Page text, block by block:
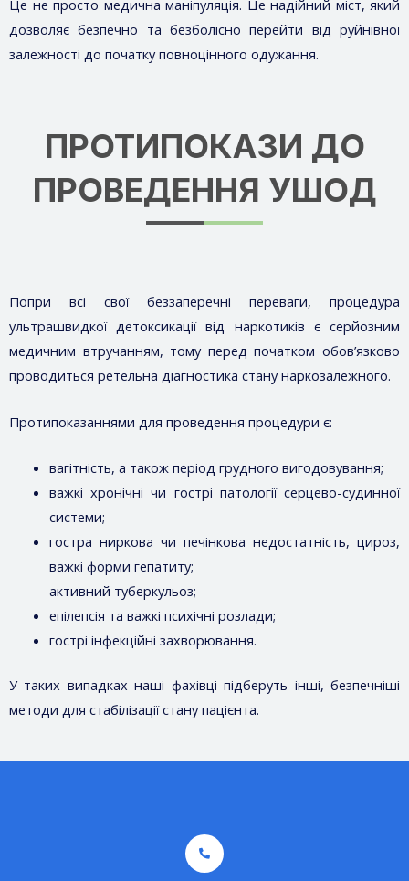
Це не просто медична маніпуляція. Це надійний міст, який
дозволяє безпечно та безболісно перейти від руйнівної
залежності до початку повноцінного одужання.
ПРОТИПОКАЗИ ДО
ПРОВЕДЕННЯ УШОД
Попри всі свої беззаперечні переваги, процедура
ультрашвидкої детоксикації від наркотиків є серйозним
медичним втручанням, тому перед початком обов’язково
проводиться ретельна діагностика стану наркозалежного.
Протипоказаннями для проведення процедури є:
вагітність, а також період грудного вигодовування;
важкі хронічні чи гострі патології серцево-судинної
системи;
гостра ниркова чи печінкова недостатність, цироз,
важкі форми гепатиту;
активний туберкульоз;
епілепсія та важкі психічні розлади;
гострі інфекційні захворювання.
У таких випадках наші фахівці підберуть інші, безпечніші
методи для стабілізації стану пацієнта.